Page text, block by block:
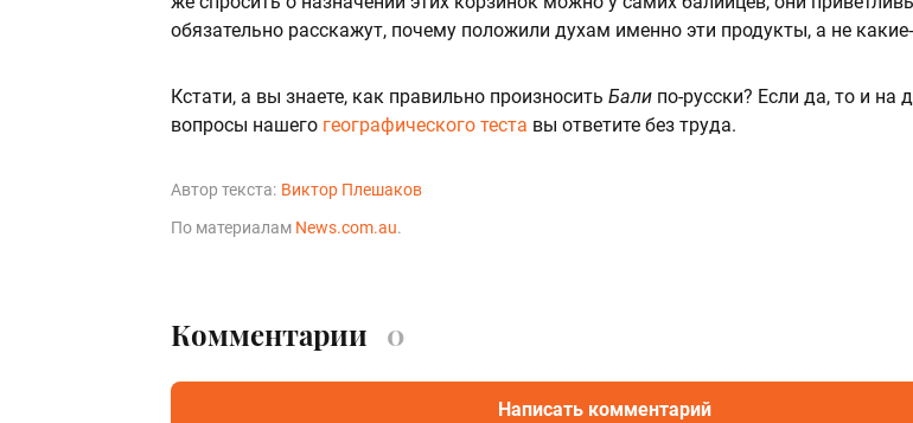
обязательно расскажут, почему положили духам именно эти продукты, а не
Кстати, а вы знаете, как правильно произносить Бали по-русски? Если да, то и на
вопросы нашего географического теста вы ответите без труда.
Автор текста: Виктор Плешаков
По материалам News.com.au.
Комментарии 0
Написать комментарий